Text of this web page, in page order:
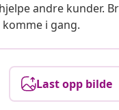
andre kunder.
i gang.
Last opp bilde